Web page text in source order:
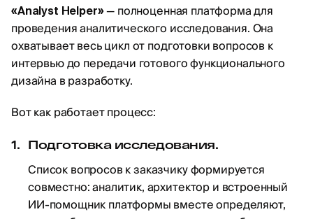
«Analyst Helper»— полноценная платформа для
проведения аналитического исследования. Она
охватывает весь цикл от подготовки вопросов к
интервью до передачи готового функционального
дизайна в разработку.
Вот как работает процесс:
Подготовка исследования.
Список вопросов к заказчику формируется
совместно: аналитик, архитектор и встроенный
ИИ-помощник платформы вместе определяют,